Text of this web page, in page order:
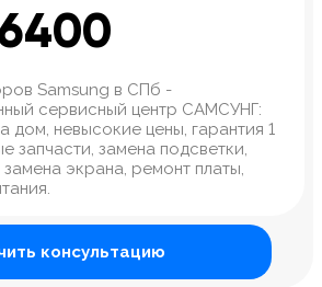
Samsung в СПб -
сервисный центр САМСУНГ:
дом, невысокие цены, гарантия 1
запчасти, замена подсветки,
экрана, ремонт платы,
консультацию